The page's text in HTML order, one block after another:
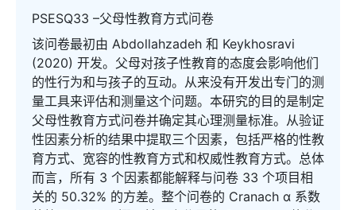
PSESQ33 –父母性教育方式问卷
该问卷最初由 Abdollahzadeh 和 Keykhosravi
(2020) 开发。父母对孩子性教育的态度会影响他们
的性行为和与孩子的互动。从来没有开发出专门的测
量工具来评估和测量这个问题。本研究的目的是制定
父母性教育方式问卷并确定其心理测量标准。从验证
性因素分析的结果中提取三个因素，包括严格的性教
育方式、宽容的性教育方式和权威性教育方式。总体
而言，所有 3 个因素都能解释与问卷 33 个项目相
关的 50.32% 的方差。整个问卷的 Cranach α 系数